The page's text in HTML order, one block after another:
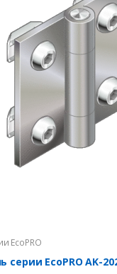
EcoPRO
EcoPRO AK-